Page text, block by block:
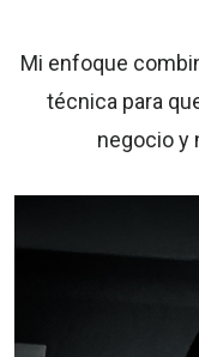
Mi enfoque
técnica para
negocio y